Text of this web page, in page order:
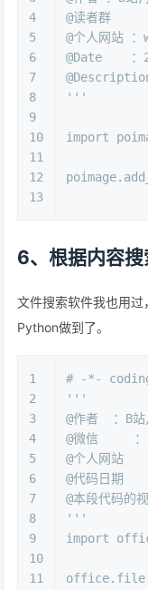
4
5
6
7
8
9
10
11
12
13
@读者群
@个人网站
@Date    ：
'''
import
6、根据内容
文件搜索软件我也用
Python做到了。
1
2
3
4
5
6
7
8
9
10
11
# -*-
'''
@作者  ：B
@微信
@个人网站
@代码日期
@本段代码
'''
import